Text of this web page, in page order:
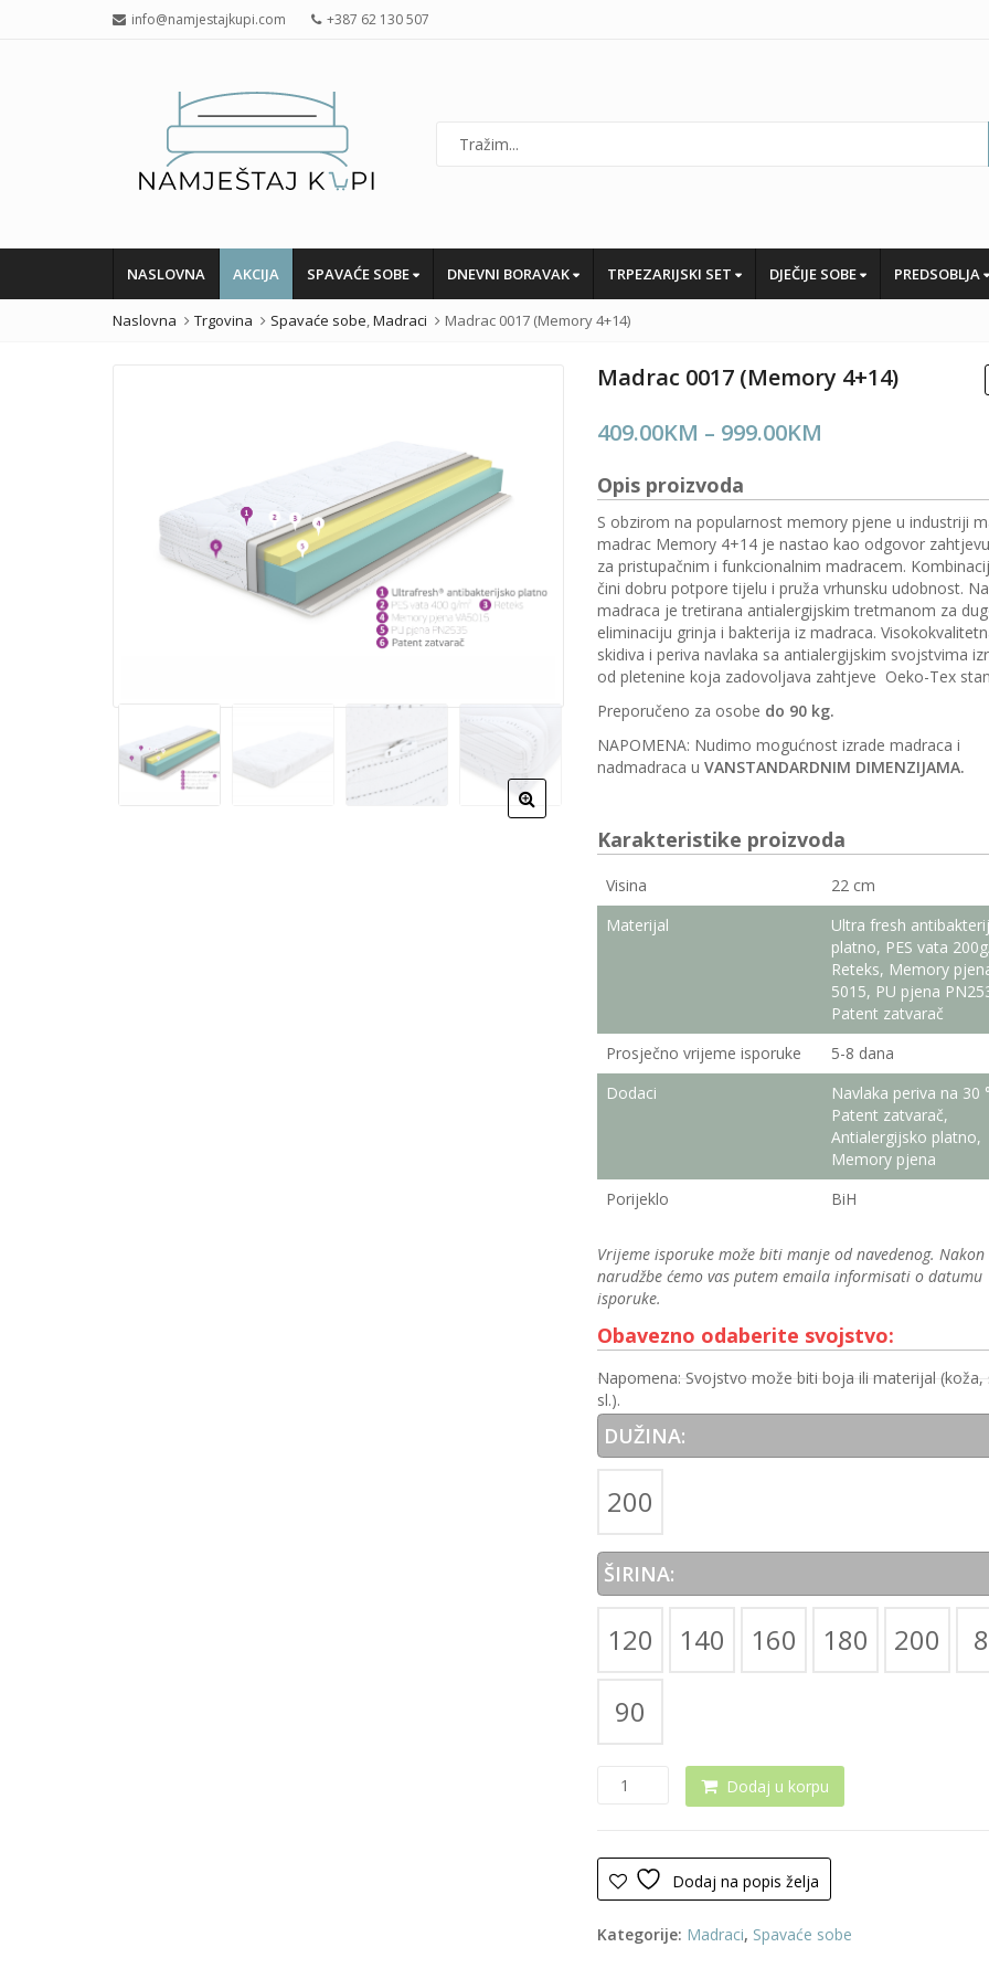
info@namjestajkupi.com +387 62 130 507
NASLOVNA AKCIJA SPAVAĆE SOBE DNEVNI BORAVAK TRPEZARIJSKI SET DJEČIJE SOBE PREDSOBLJA
Naslovna Trgovina Spavaće sobe,Madraci Madrac 0017 (Memory 4+14)
Madrac 0017 (Memory 4+14)
409.00KM – 999.00KM
409.00KM
through
999.00KM
Opis proizvoda
S obzirom na popularnost memory pjene u industriji
madrac Memory 4+14 je nastao kao odgovor
za pristupačnim i funkcionalnim madracem.
čini dobru potpore tijelu i pruža vrhunsku udobnost.
madraca je tretirana antialergijskim tretmanom za
eliminaciju grinja i bakterija iz madraca.
skidiva i periva navlaka sa antialergijskim svojstvima
od pletenine koja zadovoljava zahtjeve Oeko-Tex
Preporučeno za osobe do 90 kg.
NAPOMENA: Nudimo mogućnost izrade madraca i
nadmadraca u VANSTANDARDNIM DIMENZIJAMA.
Karakteristike proizvoda
Visina
22 cm
Materijal
Ultra fresh
platno, PES vata
Reteks, Memory
5015, PU pjena
Patent zatvarač
Prosječno vrijeme isporuke
5-8 dana
Dodaci
Navlaka periva na 30
Patent zatvarač,
Antialergijsko platno,
Memory pjena
Porijeklo
BiH
Vrijeme isporuke može biti manje od navedenog. Nakon
narudžbe ćemo vas putem emaila informisati o datumu
isporuke.
Obavezno odaberite svojstvo:
Napomena: Svojstvo može biti boja ili materijal
sl.).
DUŽINA:
200
ŠIRINA:
120 140 160 180 200
90
0017
količina
Dodaj u korpu
Dodaj na popis želja
Kategorije: Madraci, Spavaće sobe